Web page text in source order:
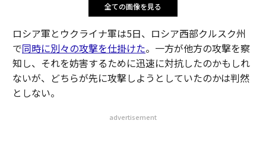
全ての画像を見る
ロシア軍とウクライナ軍は5日、ロシア西部クルスク州
で同時に別々の攻撃を仕掛けた。一方が他方の攻撃を察
知し、それを妨害するために迅速に対抗したのかもしれ
ないが、どちらが先に攻撃しようとしていたのかは判然
としない。
advertisement